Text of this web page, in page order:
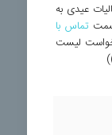
عیدی به
تماس با
لیست